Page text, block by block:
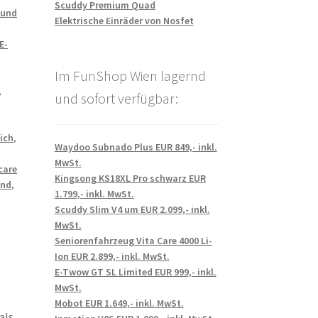
E-
,
,
Scuddy Premium Quad
Elektrische Einräder von Nosfet
Im FunShop Wien lagernd
und sofort verfügbar:
Waydoo Subnado Plus EUR 849,- inkl.
MwSt.
Kingsong KS18XL Pro schwarz EUR
1.799,- inkl. MwSt.
Scuddy Slim V4 um EUR 2.099,- inkl.
MwSt.
Seniorenfahrzeug Vita Care 4000 Li-
Ion EUR 2.899,- inkl. MwSt.
E-Twow GT SL Limited EUR 999,- inkl.
MwSt.
Mobot EUR 1.649,- inkl. MwSt.